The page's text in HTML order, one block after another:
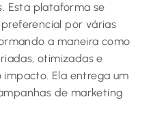
Esta plataforma se
por várias
a maneira como
otimizadas e
Ela entrega um
de marketing